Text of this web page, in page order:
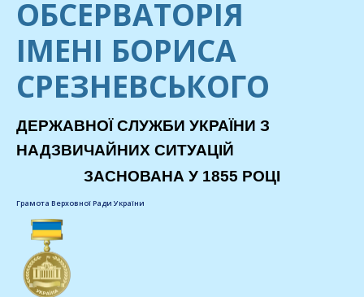
ОБСЕРВАТОРІЯ
ІМЕНІ БОРИСА
СРЕЗНЕВСЬКОГО
ДЕРЖАВНОЇ СЛУЖБИ УКРАЇНИ З
НАДЗВИЧАЙНИХ СИТУАЦІЙ
ЗАСНОВАНА У 1855 РОЦІ
Грамота Верховної Ради України